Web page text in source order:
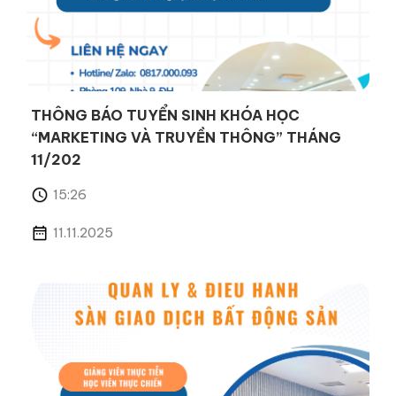
THÔNG BÁO TUYỂN SINH KHÓA HỌC
“MARKETING VÀ TRUYỀN THÔNG” THÁNG
11/202
15:26
11.11.2025